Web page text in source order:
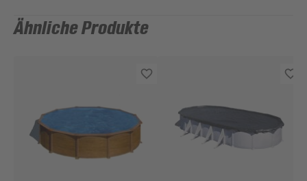
Ähnliche Produkte